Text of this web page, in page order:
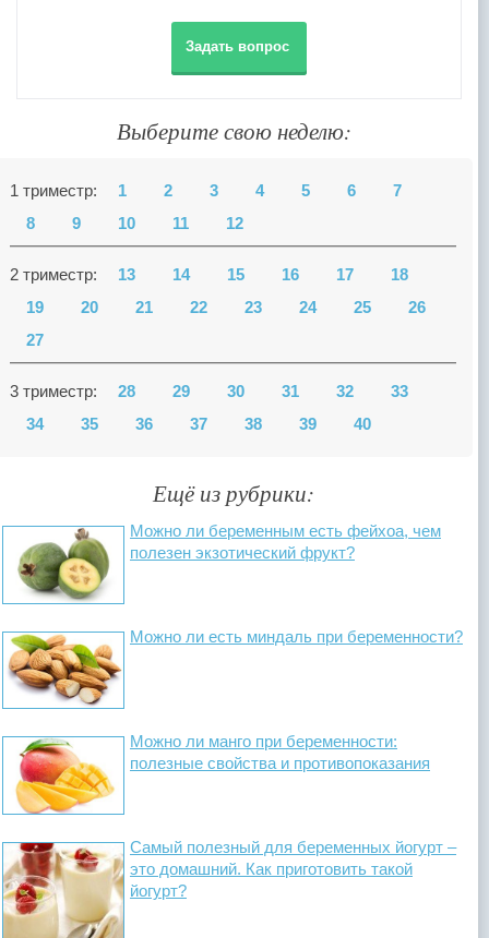
Задать вопрос
Выберите свою неделю:
1 триместр: 1 2 3 4 5 6
7
8
9 10 11 12
2 триместр: 13 14 15 16 17
18
19
20 21 22 23 24 25
26
27
3 триместр: 28 29 30 31 32
33
34
35 36 37 38 39 40
Ещё из рубрики:
Можно ли беременным есть фейхоа, чем
полезен экзотический фрукт?
Можно ли есть миндаль при беременности?
Можно ли манго при беременности:
полезные свойства и противопоказания
Самый полезный для беременных йогурт –
это домашний. Как приготовить такой
йогурт?